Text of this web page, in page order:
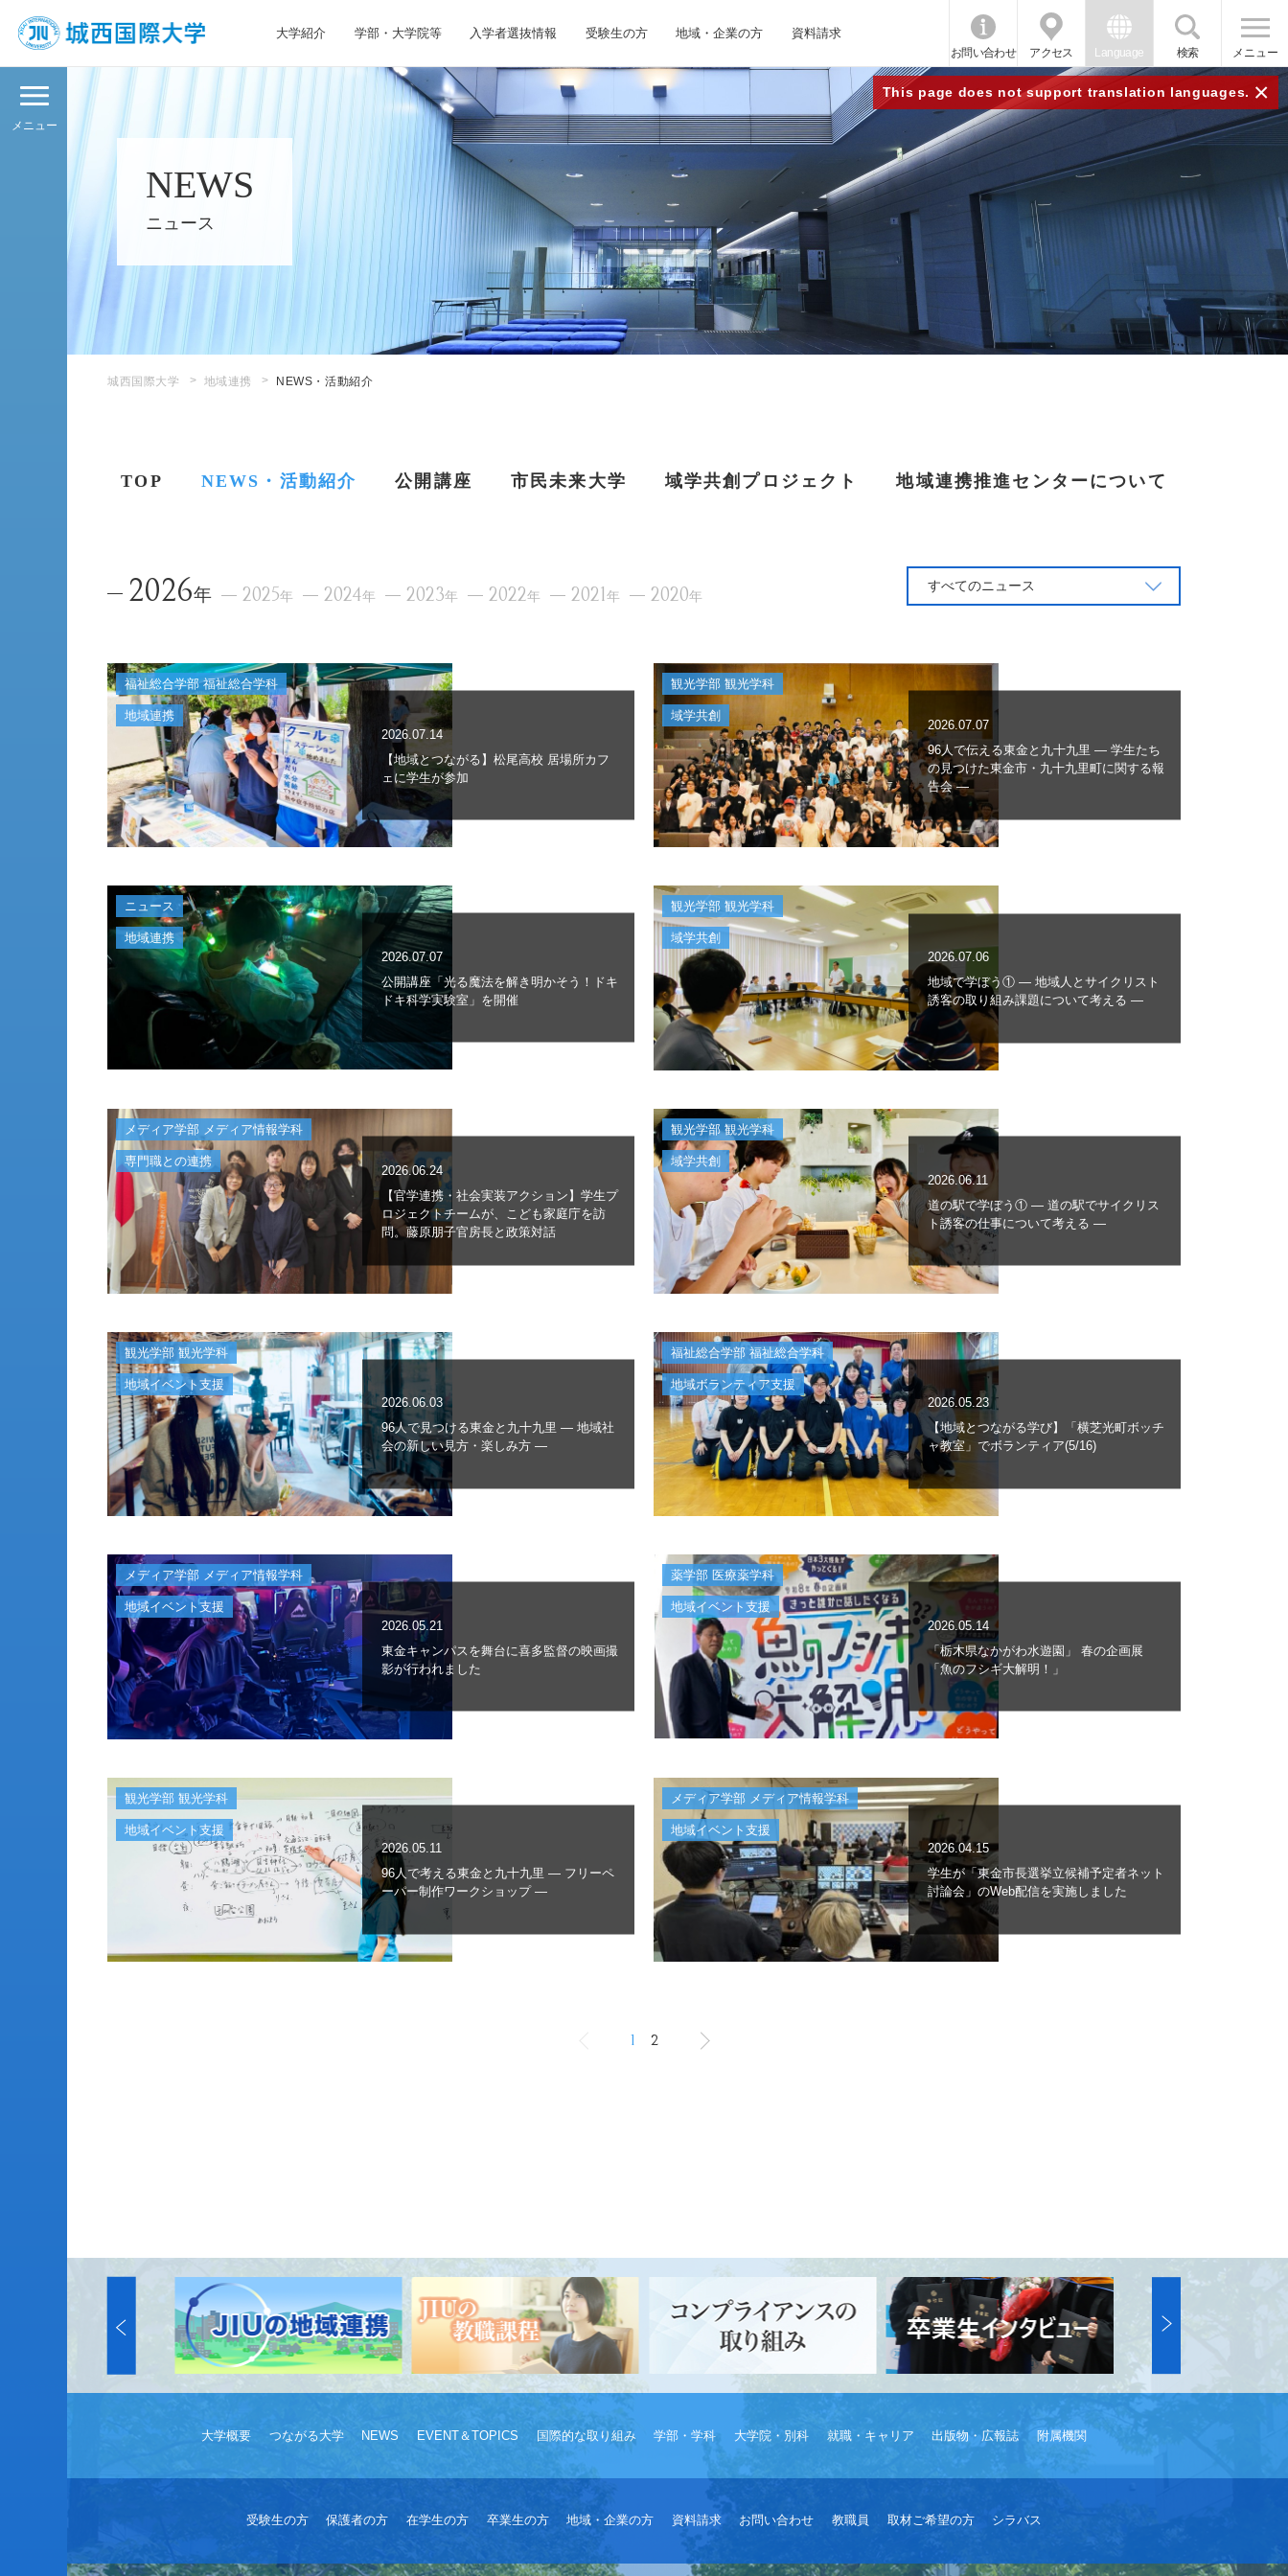
大学紹介 学部・大学院等 入学者選抜情報 受験生の方 地域・企業の方 資料請求
お問い合わせ アクセス Language 検索 メニュー
This page does not support translation languages. ×
メニュー
NEWS
ニュース
城西国際大学 地域連携 NEWS・活動紹介
TOP NEWS・活動紹介 公開講座 市民未来大学 域学共創プロジェクト 地域連携推進センターについて
2026年 2025年 2024年 2023年 2022年 2021年 2020年
すべてのニュース
福祉総合学部 福祉総合学科
地域連携
2026.07.14
【地域とつながる】松尾高校 居場所カフ
ェに学生が参加
観光学部 観光学科
域学共創
2026.07.07
96人で伝える東金と九十九里 ― 学生たち
の見つけた東金市・九十九里町に関する報
告会 ―
ニュース
地域連携
2026.07.07
公開講座「光る魔法を解き明かそう！ドキ
ドキ科学実験室」を開催
観光学部 観光学科
域学共創
2026.07.06
地域で学ぼう① ― 地域人とサイクリスト
誘客の取り組み課題について考える ―
メディア学部 メディア情報学科
専門職との連携
2026.06.24
【官学連携・社会実装アクション】学生プ
ロジェクトチームが、こども家庭庁を訪
問。藤原朋子官房長と政策対話
観光学部 観光学科
域学共創
2026.06.11
道の駅で学ぼう① ― 道の駅でサイクリス
ト誘客の仕事について考える ―
観光学部 観光学科
地域イベント支援
2026.06.03
96人で見つける東金と九十九里 ― 地域社
会の新しい見方・楽しみ方 ―
福祉総合学部 福祉総合学科
地域ボランティア支援
2026.05.23
【地域とつながる学び】「横芝光町ボッチ
ャ教室」でボランティア(5/16)
メディア学部 メディア情報学科
地域イベント支援
2026.05.21
東金キャンパスを舞台に喜多監督の映画撮
影が行われました
薬学部 医療薬学科
地域イベント支援
2026.05.14
「栃木県なかがわ水遊園」 春の企画展
「魚のフシギ大解明！」
観光学部 観光学科
地域イベント支援
2026.05.11
96人で考える東金と九十九里 ― フリーペ
ーパー制作ワークショップ ―
メディア学部 メディア情報学科
地域イベント支援
2026.04.15
学生が「東金市長選挙立候補予定者ネット
討論会」のWeb配信を実施しました
1 2
大学概要 つながる大学 NEWS EVENT＆TOPICS 国際的な取り組み 学部・学科 大学院・別科 就職・キャリア 出版物・広報誌 附属機関
受験生の方 保護者の方 在学生の方 卒業生の方 地域・企業の方 資料請求 お問い合わせ 教職員 取材ご希望の方 シラバス